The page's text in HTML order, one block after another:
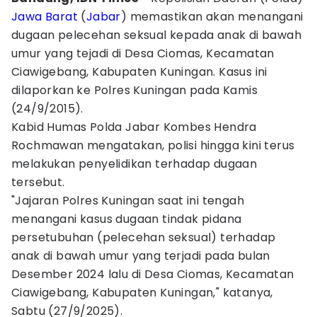
Jawa Barat (Jabar) memastikan akan menangani
dugaan pelecehan seksual kepada anak di bawah
umur yang tejadi di Desa Ciomas, Kecamatan
Ciawigebang, Kabupaten Kuningan. Kasus ini
dilaporkan ke Polres Kuningan pada Kamis
(24/9/2015).
Kabid Humas Polda Jabar Kombes Hendra
Rochmawan mengatakan, polisi hingga kini terus
melakukan penyelidikan terhadap dugaan
tersebut.
"Jajaran Polres Kuningan saat ini tengah
menangani kasus dugaan tindak pidana
persetubuhan (pelecehan seksual) terhadap
anak di bawah umur yang terjadi pada bulan
Desember 2024 lalu di Desa Ciomas, Kecamatan
Ciawigebang, Kabupaten Kuningan," katanya,
Sabtu (27/9/2025).